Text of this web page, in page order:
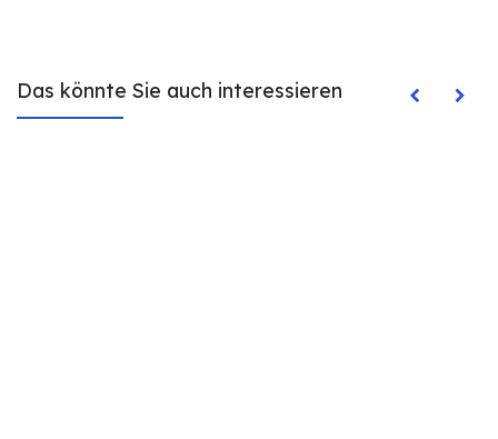
Das könnte Sie auch interessieren